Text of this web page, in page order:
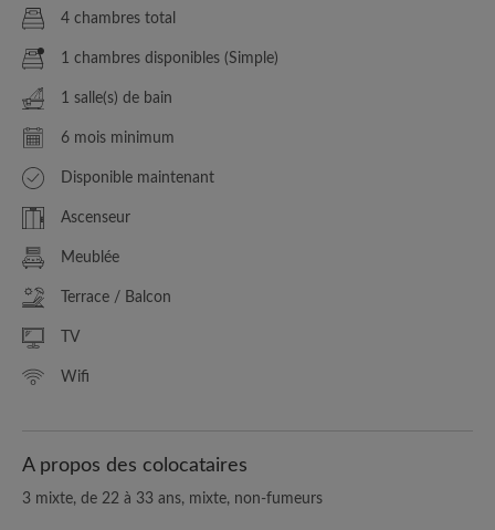
4 chambres total
1 chambres disponibles (Simple)
1 salle(s) de bain
6 mois minimum
Disponible maintenant
Ascenseur
Meublée
Terrace / Balcon
TV
Wifi
A propos des colocataires
3 mixte, de 22 à 33 ans, mixte, non-fumeurs